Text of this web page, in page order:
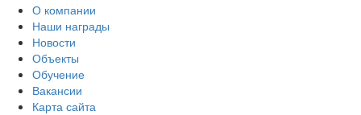
О компании
Наши награды
Новости
Объекты
Обучение
Вакансии
Карта сайта